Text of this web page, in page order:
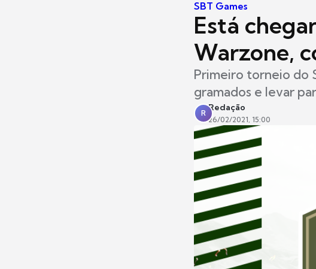
SBT Games
Está
Warzone,
Primeiro torneio do
gramados e levar
R
Redação
26/02/2021, 15:00